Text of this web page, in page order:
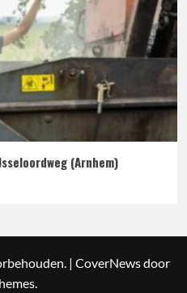
(Arnhem)
| CoverNewsdoor